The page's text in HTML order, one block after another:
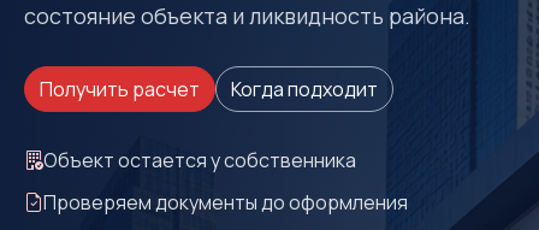
состояние объекта и ликвидность района.
Получить расчет Когда подходит
Объект остается у собственника
Проверяем документы до оформления